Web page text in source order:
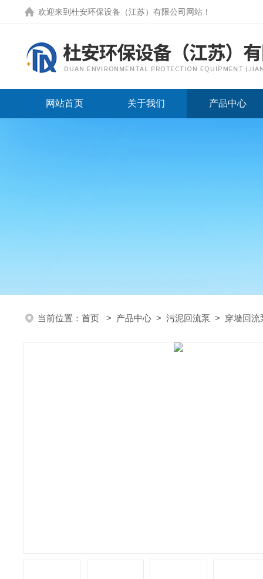
欢迎来到 杜安环保设备（江苏）有限公司网站 ！
网站首页 关于我们 产品中心
当前位置： 首页 > 产品中心 > 污泥回流泵 > 穿墙回流